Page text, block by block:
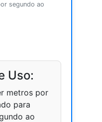
segundo ao
Uso:
metros por
para
ao